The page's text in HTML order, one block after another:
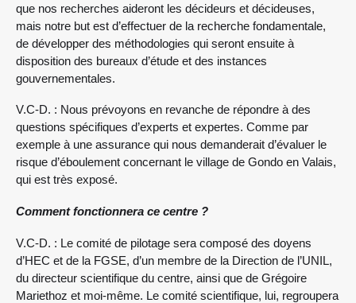
que nos recherches aideront les décideurs et décideuses,
mais notre but est d’effectuer de la recherche fondamentale,
de développer des méthodologies qui seront ensuite à
disposition des bureaux d’étude et des instances
gouvernementales.
V.C-D. : Nous prévoyons en revanche de répondre à des
questions spécifiques d’experts et expertes. Comme par
exemple à une assurance qui nous demanderait d’évaluer le
risque d’éboulement concernant le village de Gondo en Valais,
qui est très exposé.
Comment fonctionnera ce centre ?
V.C-D. : Le comité de pilotage sera composé des doyens
d’HEC et de la FGSE, d’un membre de la Direction de l’UNIL,
du directeur scientifique du centre, ainsi que de Grégoire
Mariethoz et moi-même. Le comité scientifique, lui, regroupera